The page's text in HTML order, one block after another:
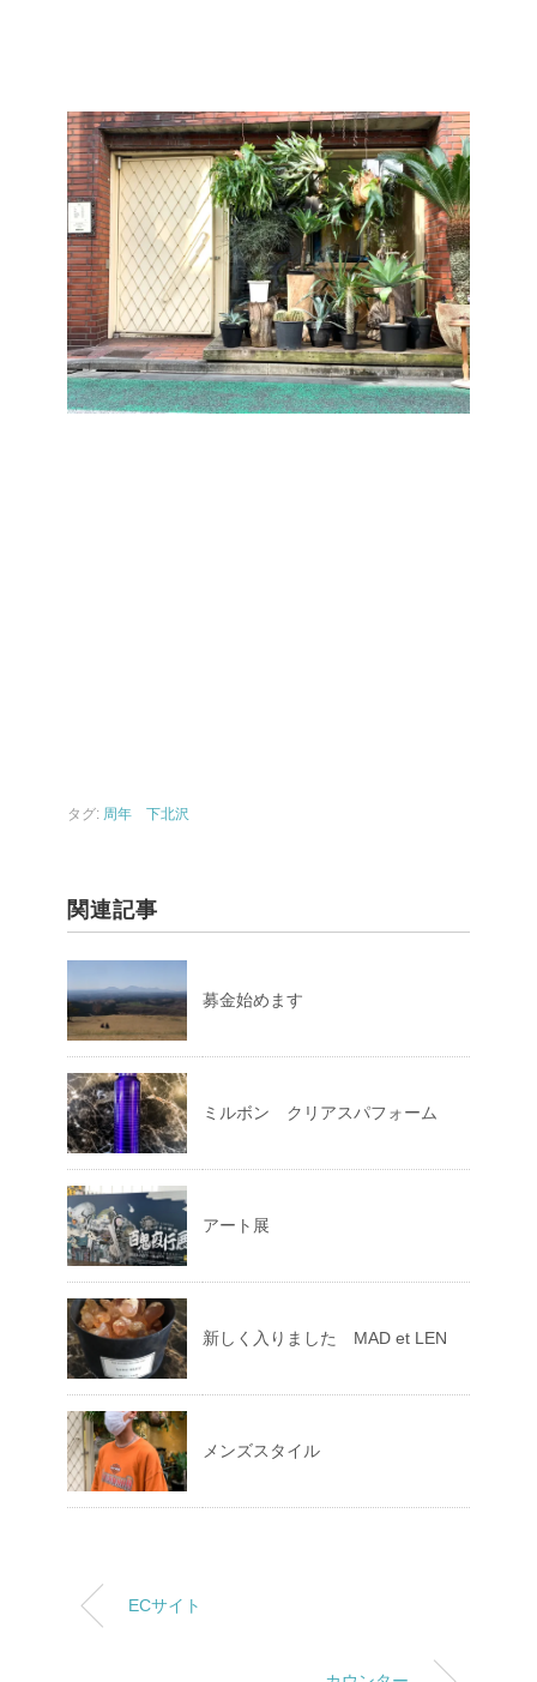
タグ: 周年 下北沢
関連記事
募金始めます
ミルボン クリアスパフォーム
アート展
新しく入りました MAD et LEN
メンズスタイル
ECサイト